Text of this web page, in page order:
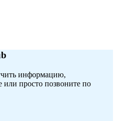
информацию,
или просто позвоните по